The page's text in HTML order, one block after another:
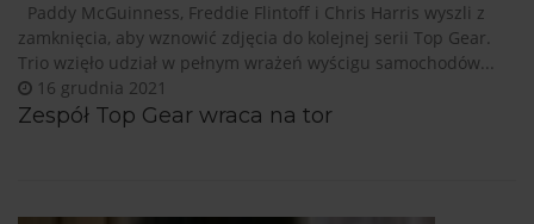
Zespół Top Gear wraca na tor
16 grudnia 2021
Paddy McGuinness, Freddie Flintoff i Chris Harris wyszli z
zamknięcia, aby wznowić zdjęcia do kolejnej serii Top Gear.
Trio wzięło udział w pełnym wrażeń wyścigu samochodów...